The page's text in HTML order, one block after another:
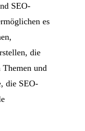
SEO-
es
die
und
die SEO-